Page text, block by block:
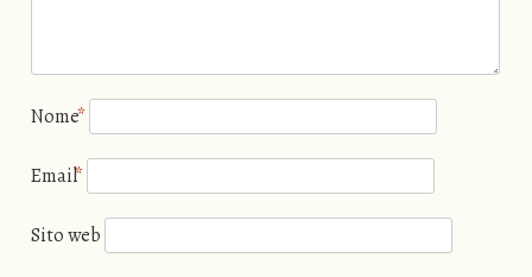
Nome*
Email*
Sito web